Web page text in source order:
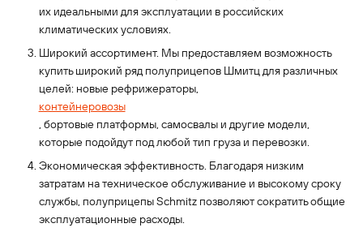
их идеальными для эксплуатации в российских
климатических условиях.
Широкий ассортимент. Мы предоставляем возможность
купить широкий ряд полуприцепов Шмитц для различных
целей: новые рефрижераторы,
контейнеровозы
, бортовые платформы, самосвалы и другие модели,
которые подойдут под любой тип груза и перевозки.
Экономическая эффективность. Благодаря низким
затратам на техническое обслуживание и высокому сроку
службы, полуприцепы Schmitz позволяют сократить общие
эксплуатационные расходы.